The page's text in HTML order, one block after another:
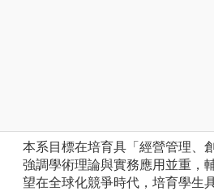
本系目標在培育具「經營管理、
強調學術理論與實務應用並重，
望在全球化競爭時代，培育學生